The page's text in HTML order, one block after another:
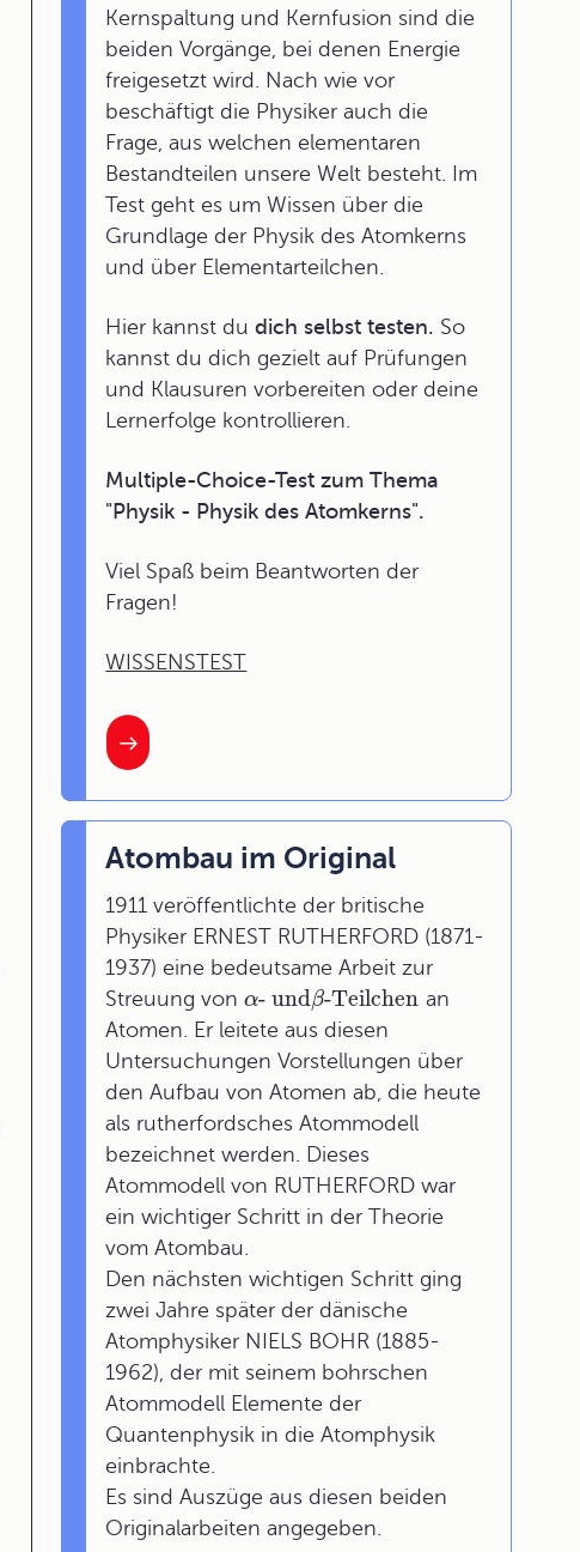
Kernspaltung und Kernfusion sind die
beiden Vorgänge, bei denen Energie
freigesetzt wird. Nach wie vor
beschäftigt die Physiker auch die
Frage, aus welchen elementaren
Bestandteilen unsere Welt besteht. Im
Test geht es um Wissen über die
Grundlage der Physik des Atomkerns
und über Elementarteilchen.
Hier kannst dudich selbst testen. So
kannst du dich gezielt auf Prüfungen
und Klausuren vorbereiten oder deine
Lernerfolge kontrollieren.
Multiple-Choice-Test zum Thema
"Physik - Physik des Atomkerns".
Viel Spaß beim Beantworten der
Fragen!
WISSENSTEST
Atombau im Original
1911 veröffentlichte der britische
Physiker ERNEST RUTHERFORD (1871-
1937) eine bedeutsame Arbeit zur
Streuung vonα- undβ-Teilchen an
Atomen. Er leitete aus diesen
Untersuchungen Vorstellungen über
den Aufbau von Atomen ab, die heute
als rutherfordsches Atommodell
bezeichnet werden. Dieses
Atommodell von RUTHERFORD war
ein wichtiger Schritt in der Theorie
vom Atombau.
Den nächsten wichtigen Schritt ging
zwei Jahre später der dänische
Atomphysiker NIELS BOHR (1885-
1962), der mit seinem bohrschen
Atommodell Elemente der
Quantenphysik in die Atomphysik
einbrachte.
Es sind Auszüge aus diesen beiden
Originalarbeiten angegeben.